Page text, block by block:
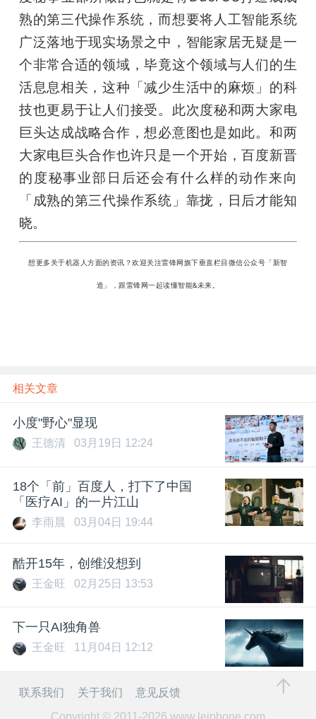
熟的第三代操作系统，而想要将人工智能系统
广泛落地于现实场景之中，智能家居无疑是一
个非常合适的领域，毕竟这个领域与人们的生
活息息相关，这种「减少生活中的麻烦」的科
技也更易于让人们接受。此次度秘和两大家电
巨头达成战略合作，想必意图也是如此。和两
大家电巨头合作也许只是一个开始，百度新晋
的度秘事业部日后还会有什么样的动作来向
「成熟的第三代操作系统」靠拢，日后才能知
晓。
想更多关于机器人方面的资讯？欢迎关注雷锋网旗下垂直栏目微信公众号「新智
造」，跟雷锋网一起读懂智能&未来。
相关文章
小度"野心"显现
王德清 03月19日 12:24
18个「前」百度人，打下了中国
「医疗AI」的一片江山
李雨晨 03月04日 19:44
酷开15年，创维没想到
王金旺 02月25日 13:53
下一只AI独角兽
王金旺 11月04日 12:12
联系我们 关于我们
意见反馈
Copyright © 2011-2026 www.leiphone.com